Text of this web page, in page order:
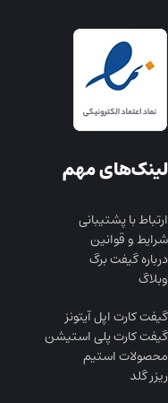
لینک‌های مهم
ارتباط با پشتیبانی
شرایط و قوانین
درباره گیفت برگ
وبلاگ
گیفت کارت اپل آیتونز
گیفت کارت پلی استیشن
محصولات استیم
ریزر گلد